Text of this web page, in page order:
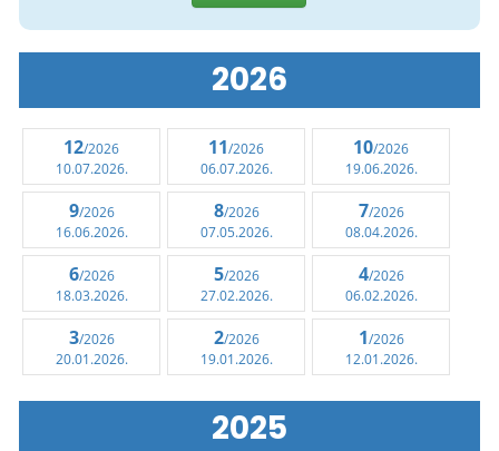
2026
12/2026
10.07.2026.
11/2026
06.07.2026.
10/2026
19.06.2026.
9/2026
16.06.2026.
8/2026
07.05.2026.
7/2026
08.04.2026.
6/2026
18.03.2026.
5/2026
27.02.2026.
4/2026
06.02.2026.
3/2026
20.01.2026.
2/2026
19.01.2026.
1/2026
12.01.2026.
2025